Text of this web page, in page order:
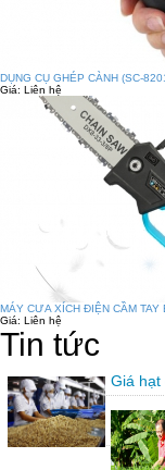
DỤNG CỤ GHÉP CÀNH (SC-
Giá: Liên hệ
MÁY CƯA XÍCH ĐIỆN CẦM
Giá: Liên hệ
Tin tức
Giá hạt